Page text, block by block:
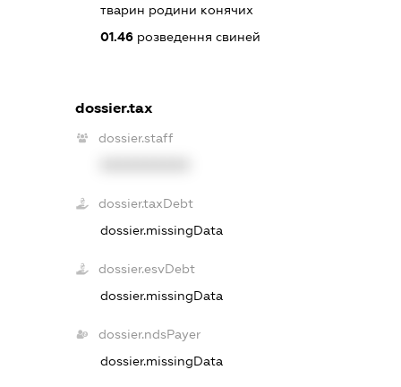
тварин родини конячих
01.46розведення свиней
dossier.tax
dossier.staff
dossier.taxDebt
dossier.missingData
dossier.esvDebt
dossier.missingData
dossier.ndsPayer
dossier.missingData